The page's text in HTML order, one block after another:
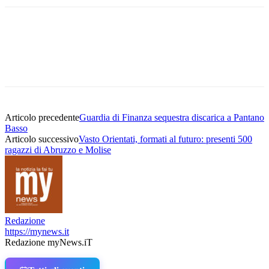
Articolo precedenteGuardia di Finanza sequestra discarica a Pantano
Basso
Articolo successivoVasto Orientati, formati al futuro: presenti 500
ragazzi di Abruzzo e Molise
Redazione
https://mynews.it
Redazione myNews.iT